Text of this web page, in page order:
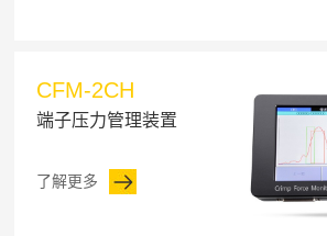
CFM-2CH
端子压力管理装置
了解更多